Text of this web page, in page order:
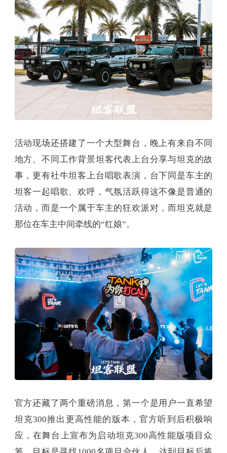
活动现场还搭建了一个大型舞台，晚上有来自不同
地方、不同工作背景坦客代表上台分享与坦克的故
事，更有社牛坦客上台唱歌表演，台下同是车主的
坦客一起唱歌、欢呼，气氛活跃得这不像是普通的
活动，而是一个属于车主的狂欢派对，而坦克就是
那位在车主中间牵线的“红娘”。
官方还藏了两个重磅消息，第一个是用户一直希望
坦克300推出更高性能的版本，官方听到后积极响
应，在舞台上宣布为启动坦克300高性能版项目众